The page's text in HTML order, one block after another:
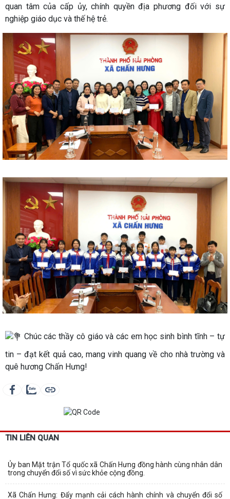
quan tâm của cấp ủy, chính quyền địa phương đối với sự
nghiệp giáo dục và thế hệ trẻ.
Chúc các thầy cô giáo và các em học sinh bình tĩnh – tự
tin – đạt kết quả cao, mang vinh quang về cho nhà trường và
quê hương Chấn Hưng!
TIN LIÊN QUAN
Ủy ban Mặt trận Tổ quốc xã Chấn Hưng đồng hành cùng nhân dân
trong chuyển đổi số vì sức khỏe cộng đồng.
Xã Chấn Hưng: Đẩy mạnh cải cách hành chính và chuyển đổi số